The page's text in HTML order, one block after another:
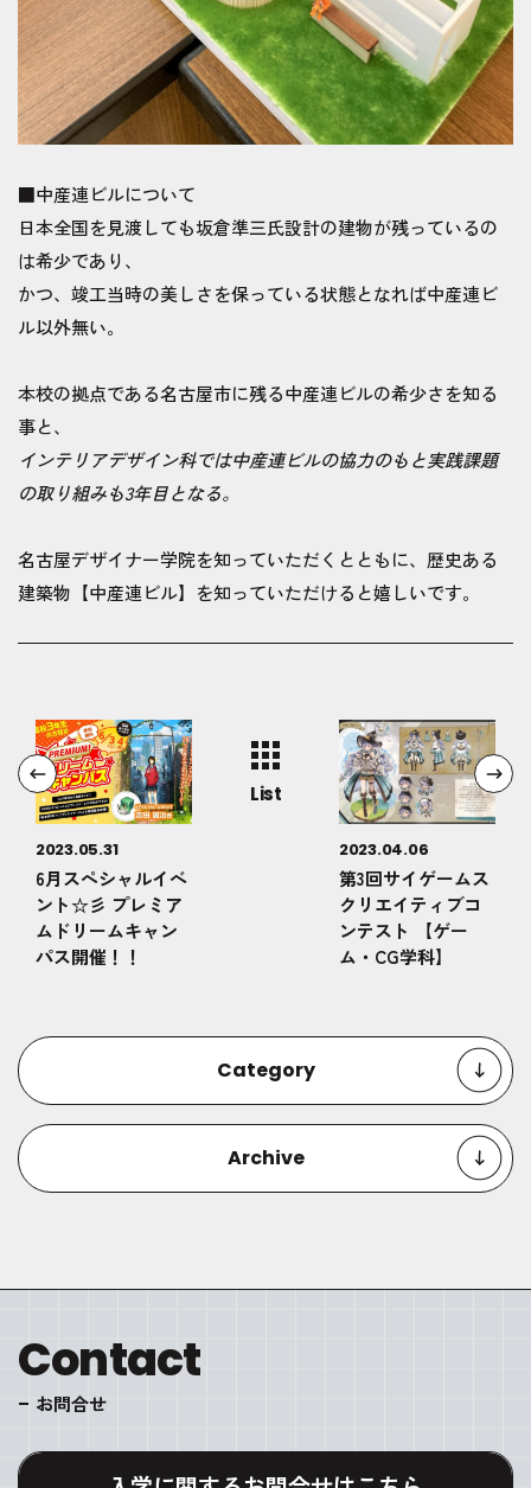
■中産連ビルについて
日本全国を見渡しても坂倉準三氏設計の建物が残っているの
は希少であり、
かつ、竣工当時の美しさを保っている状態となれば中産連ビ
ル以外無い。
本校の拠点である名古屋市に残る中産連ビルの希少さを知る
事と、
インテリアデザイン科では中産連ビルの協力のもと実践課題
の取り組みも3年目となる。
名古屋デザイナー学院を知っていただくとともに、歴史ある
建築物【中産連ビル】を知っていただけると嬉しいです。
2023.05.31
6月スペシャルイベ
ント☆彡 プレミア
ムドリームキャン
パス開催！！
List
2023.04.06
第3回サイゲームス
クリエイティブコ
ンテスト 【ゲー
ム・CG学科】
Category
Archive
Contact
お問合せ